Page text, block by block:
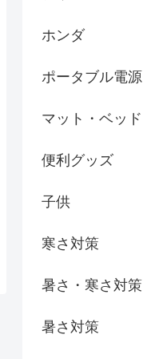
ホンダ
ポータブル電源
マット・ベッド
便利グッズ
子供
寒さ対策
暑さ・寒さ対策
暑さ対策